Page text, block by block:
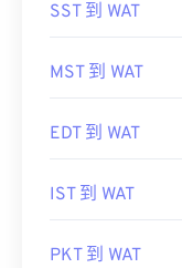
SST 到 WAT
MST 到 WAT
EDT 到 WAT
IST 到 WAT
PKT 到 WAT